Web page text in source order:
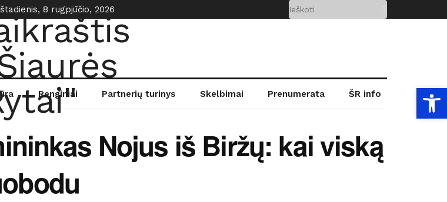
8 rugpjūčio, 2026
Renginiai Partnerių turinys Skelbimai Prenumerata ŠR info
Nojus iš Biržų: kai viską